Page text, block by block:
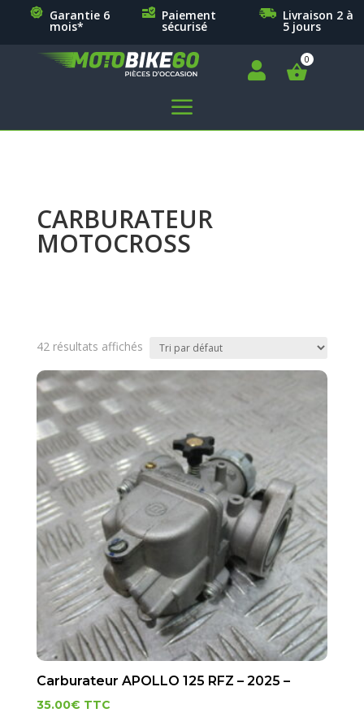
Garantie 6
mois*
Paiement
sécurisé
Livraison 2 à
5 jours

a
CARBURATEUR
MOTOCROSS
42 résultats affichés
Carburateur APOLLO 125 RFZ – 2025 –
35.00€ TTC